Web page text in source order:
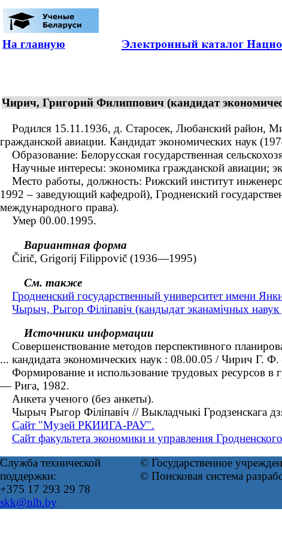
На главную
Чирич, Григорий Филиппович (кандидат
Родился 15.11.1936, д. Старосек, Любанский район,
гражданской авиации. Кандидат экономических наук
Образование: Белорусская государственная
Научные интересы: экономика гражданской авиации;
Место работы, должность: Рижский институт
1992 – заведующий кафедрой), Гродненский
международного права).
Умер 00.00.1995.
Вариантная форма
Čirič, Grigorij Filippovič (1936—1995)
См. также
Гродненский государственный университет имени
Чырыч, Рыгор Філіпавіч (кандыдат эканамічных
Источники информации
Совершенствование методов перспективного
... кандидата экономических наук : 08.00.05 / Чирич Г.
Формирование и использование трудовых ресурсов в
— Рига, 1982.
Анкета ученого (без анкеты).
Чырыч Рыгор Філіпавіч // Выкладчыкі Гродзенскага
Сайт "Музей РКИИГА-РАУ".
Сайт факультета экономики и управления
Служба технической
поддержки:
+375 17 293 29 78
skk@nlb.by
© Государственное
© Поисковая система